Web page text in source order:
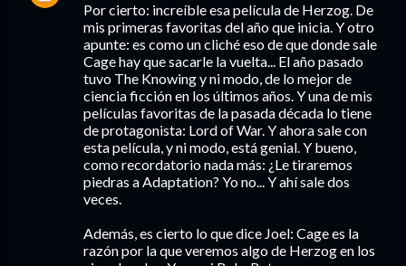
Por cierto: increíble esa película de Herzog. De
mis primeras favoritas del año que inicia. Y otro
apunte: es como un cliché eso de que donde sale
Cage hay que sacarle la vuelta... El año pasado
tuvo The Knowing y ni modo, de lo mejor de
ciencia ficción en los últimos años. Y una de mis
películas favoritas de la pasada década lo tiene
de protagonista: Lord of War. Y ahora sale con
esta película, y ni modo, está genial. Y bueno,
como recordatorio nada más: ¿Le tiraremos
piedras a Adaptation? Yo no... Y ahí sale dos
veces.
Además, es cierto lo que dice Joel: Cage es la
razón por la que veremos algo de Herzog en los